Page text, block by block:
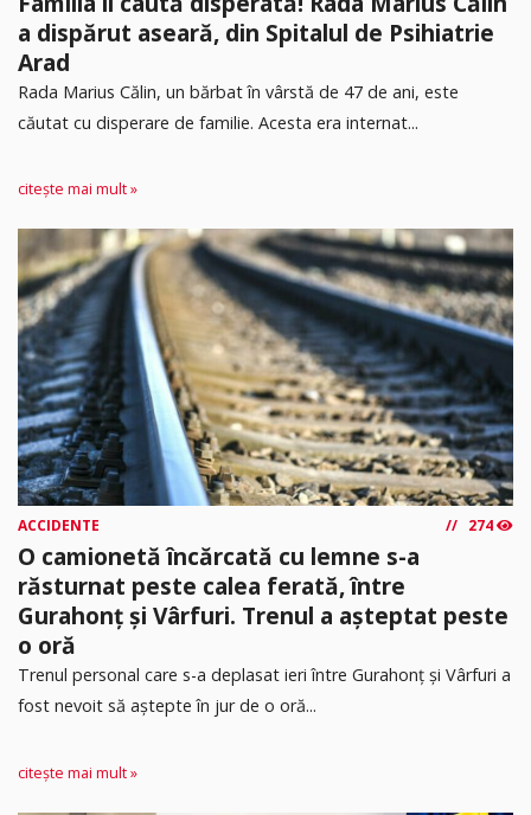
a dispărut aseară, din Spitalul de Psihiatrie
Arad
Rada Marius Călin, un bărbat în vârstă de 47 de ani, este
căutat cu disperare de familie. Acesta era internat...
citește mai mult »
ACCIDENTE 274
O camionetă încărcată cu lemne s-a
răsturnat peste calea ferată, între
Gurahonț și Vârfuri. Trenul a așteptat peste
o oră
Trenul personal care s-a deplasat ieri între Gurahonț și Vârfuri a
fost nevoit să aștepte în jur de o oră...
citește mai mult »